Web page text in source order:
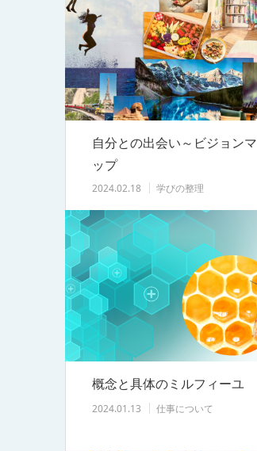
自分との出会い～ビジョンマ
ップ
2024.02.18 学びの整理
概念と具体のミルフィーユ
2024.01.13 仕事について